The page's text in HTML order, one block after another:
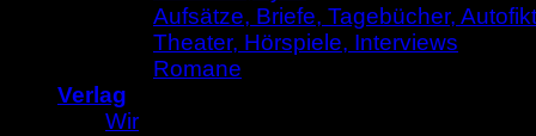
Aufsätze, Briefe, Tagebücher,
Theater, Hörspiele, Interviews
Romane
Verlag
Wir